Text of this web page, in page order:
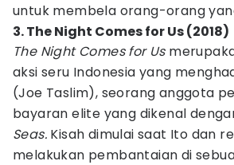
untuk membela orang-orang
3. The Night Comes for Us (2018)
The Night Comes for Us
aksi seru Indonesia yang
(Joe Taslim), seorang anggota
bayaran elite yang dikenal
Seas. Kisah dimulai saat Ito dan
melakukan pembantaian di